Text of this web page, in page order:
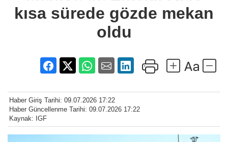
oldu
kısa sürede gözde mekan
oldu
Haber Giriş Tarihi: 09.07.2026 17:22
Haber Güncellenme Tarihi: 09.07.2026 17:22
Kaynak: IGF